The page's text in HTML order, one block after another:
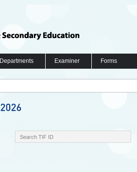
Departments Examiner Forms